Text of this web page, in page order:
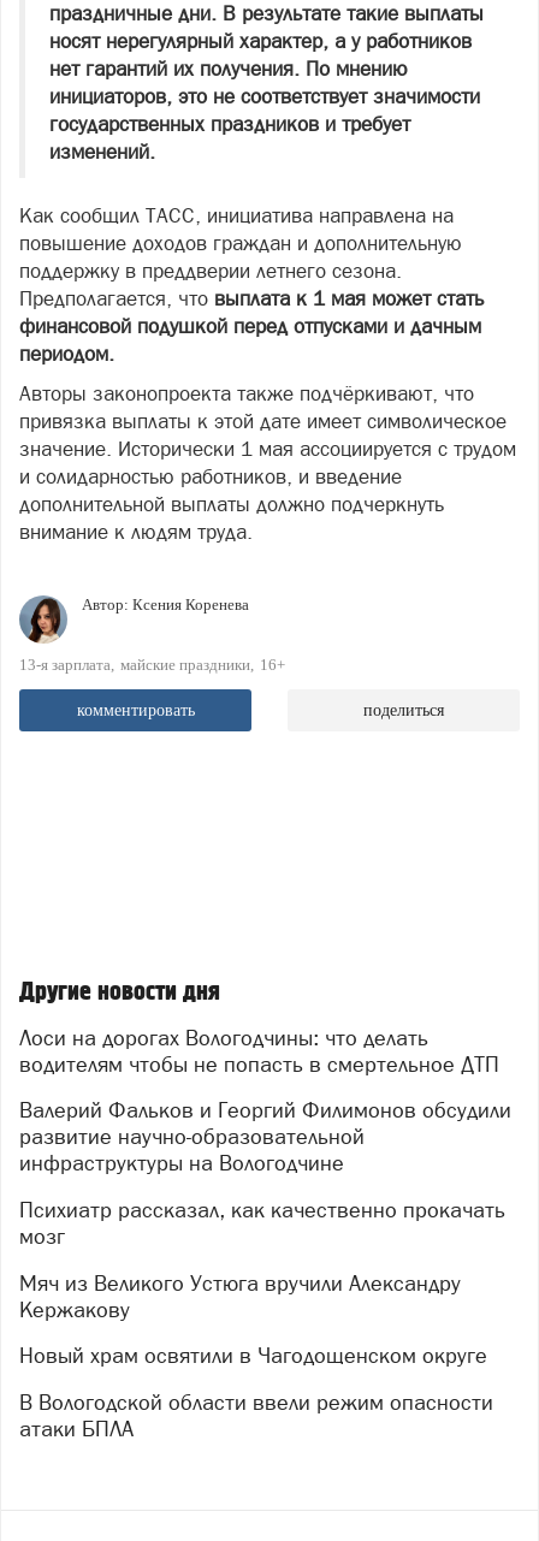
праздничные дни. В результате такие выплаты
носят нерегулярный характер, а у работников
нет гарантий их получения. По мнению
инициаторов, это не соответствует значимости
государственных праздников и требует
изменений.
Как сообщил ТАСС, инициатива направлена на
повышение доходов граждан и дополнительную
поддержку в преддверии летнего сезона.
Предполагается, что выплата к 1 мая может стать
финансовой подушкой перед отпусками и дачным
периодом.
Авторы законопроекта также подчёркивают, что
привязка выплаты к этой дате имеет символическое
значение. Исторически 1 мая ассоциируется с трудом
и солидарностью работников, и введение
дополнительной выплаты должно подчеркнуть
внимание к людям труда.
Автор: Ксения Коренева
13-я зарплата майские праздники 16+
комментировать поделиться
Другие новости дня
Лоси на дорогах Вологодчины: что делать
водителям чтобы не попасть в смертельное ДТП
Валерий Фальков и Георгий Филимонов обсудили
развитие научно-образовательной
инфраструктуры на Вологодчине
Психиатр рассказал, как качественно прокачать
мозг
Мяч из Великого Устюга вручили Александру
Кержакову
Новый храм освятили в Чагодощенском округе
В Вологодской области ввели режим опасности
атаки БПЛА